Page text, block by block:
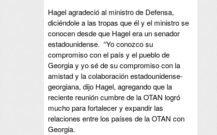
Hagel agradeció al ministro de Defensa,
diciéndole a las tropas que él y el ministro se
conocen desde que Hagel era un senador
estadounidense. “Yo conozco su
compromiso con el país y el pueblo de
Georgia y yo sé de su compromiso con la
amistad y la colaboración estadounidense-
georgiana, dijo Hagel, agregando que la
reciente reunión cumbre de la OTAN logró
mucho para fortalecer y expandir las
relaciones entre los países de la OTAN con
Georgia.